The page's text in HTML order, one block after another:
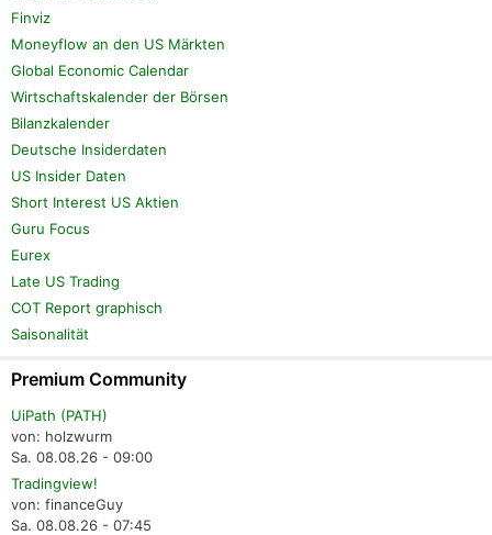
Finviz
Moneyflow an den US Märkten
Global Economic Calendar
Wirtschaftskalender der Börsen
Bilanzkalender
Deutsche Insiderdaten
US Insider Daten
Short Interest US Aktien
Guru Focus
Eurex
Late US Trading
COT Report graphisch
Saisonalität
Premium Community
UiPath (PATH)
von: holzwurm
Sa. 08.08.26 - 09:00
Tradingview!
von: financeGuy
Sa. 08.08.26 - 07:45